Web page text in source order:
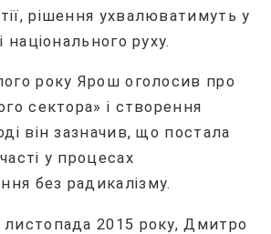
рішення ухвалюватимуть у
національного руху.
року Ярош оголосив про
сектора» і створення
він зазначив, що постала
у процесах
без радикалізму.
2015 року, Дмитро